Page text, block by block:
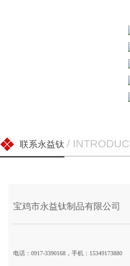
联系永益钛 /
宝鸡市永益钛制品有限公司
电话：0917-3390168，手机：15349173880